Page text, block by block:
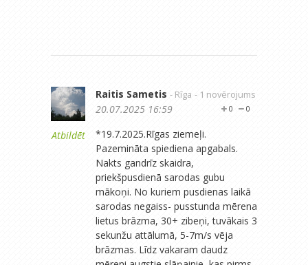
Atbildēt
Raitis Sametis - Rīga - 1 novērojums
0
0
20.07.2025 16:59
*19.7.2025.Rīgas ziemeļi.
Pazemināta spiediena apgabals.
Nakts gandrīz skaidra,
priekšpusdienā sarodas gubu
mākoņi. No kuriem pusdienas laikā
sarodas negaiss- pusstunda mērena
lietus brāzma, 30+ zibeņi, tuvākais 3
sekunžu attālumā, 5-7m/s vēja
brāzmas. Līdz vakaram daudz